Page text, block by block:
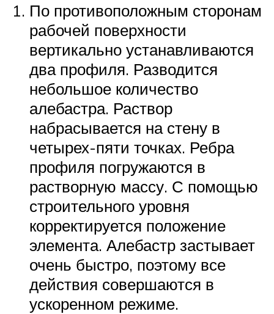
По противоположным сторонам
рабочей поверхности
вертикально устанавливаются
два профиля. Разводится
небольшое количество
алебастра. Раствор
набрасывается на стену в
четырех-пяти точках. Ребра
профиля погружаются в
растворную массу. С помощью
строительного уровня
корректируется положение
элемента. Алебастр застывает
очень быстро, поэтому все
действия совершаются в
ускоренном режиме.